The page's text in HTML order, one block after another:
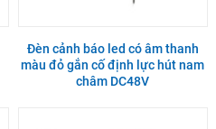
Đèn cảnh báo led có âm thanh
màu đỏ gắn cố định lực hút nam
châm DC48V